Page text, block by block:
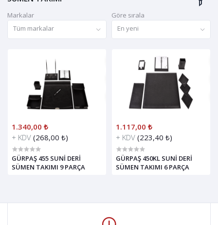
Markalar
Tüm markalar
Göre sırala
En yeni
1.340,00 ₺
+ KDV (268,00 ₺)
GÜRPAŞ 455 SUNİ DERİ
SÜMEN TAKIMI 9 PARÇA
1.117,00 ₺
+ KDV (223,40 ₺)
GÜRPAŞ 450KL SUNİ DERİ
SÜMEN TAKIMI 6 PARÇA